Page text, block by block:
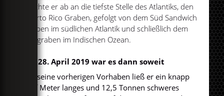
tauchte er ab an die tiefste Stelle des Atlantiks, den
Puerto Rico Graben, gefolgt von dem Süd Sandwich
Graben im südlichen Atlantik und schließlich dem
Javagraben im Indischen Ozean.
Am 28. April 2019 war es dann soweit
Für seine vorherigen Vorhaben ließ er ein knapp
fünf Meter langes und 12,5 Tonnen schweres